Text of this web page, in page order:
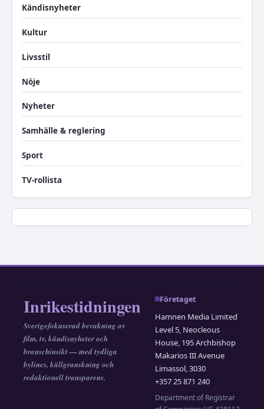
Kändisnyheter
Kultur
Livsstil
Nöje
Nyheter
Samhälle & reglering
Sport
TV-rollista
Inrikestidningen
Sverigefokuserad bevakning av
film, tv, kändisnyheter och
branschinsikt — med tydliga
bylines, källgranskning och
redaktionell transparens.
Företaget
Hamnen Media Limited
Level 5, Neocleous
House, 195 Archbishop
Makarios III Avenue
Limassol, 3030
+357 25 871 240
Department of Registrar